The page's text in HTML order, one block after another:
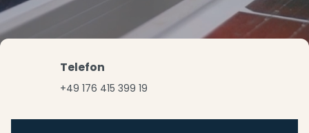
Telefon
+49 176 415 399 19